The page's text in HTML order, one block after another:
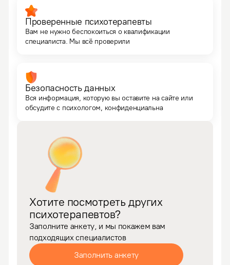
Проверенные психотерапевты
Вам не нужно беспокоиться о квалификации
специалиста. Мы всё проверили
Безопасность данных
Вся информация, которую вы оставите на сайте или
обсудите с психологом, конфиденциальна
Хотите посмотреть других
психотерапевтов?
Заполните анкету, и мы покажем вам
подходящих специалистов
Заполнить анкету